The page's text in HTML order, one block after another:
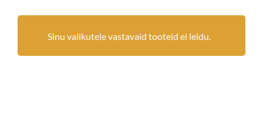
Sinu valikutele vastavaid tooteid ei leidu.